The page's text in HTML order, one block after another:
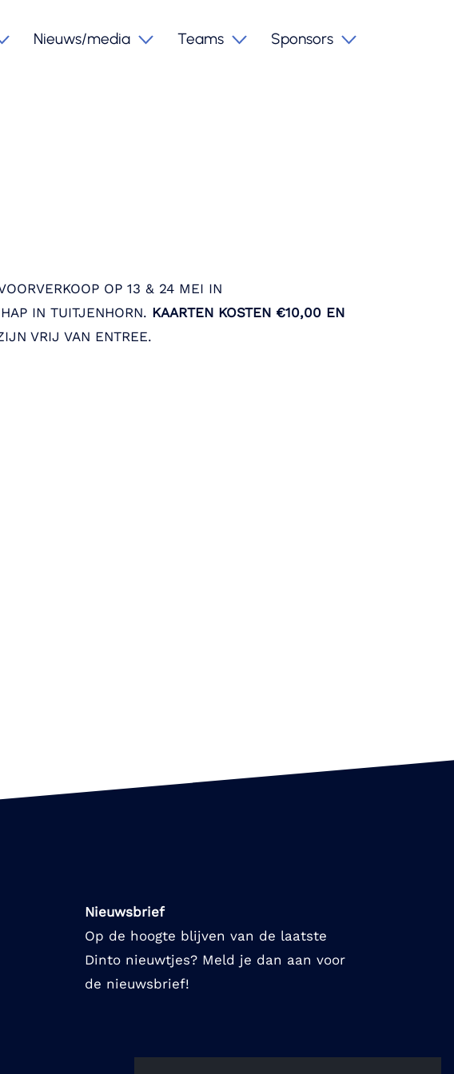
Nieuws/media Teams Sponsors
OP 13 & 24 MEI IN
IN TUITJENHORN. KAARTEN KOSTEN €10,00 EN
VRIJ VAN ENTREE.
Nieuwsbrief
Op de hoogte blijven van de laatste
Dinto nieuwtjes? Meld je dan aan voor
de nieuwsbrief!